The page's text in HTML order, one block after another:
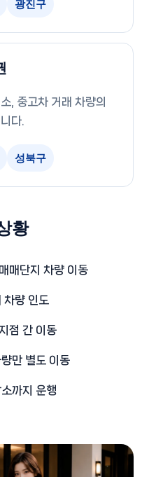
광진구
, 중고차 거래 차량의
다.
성북구
황
매단지 차량 이동
차량 인도
점 간 이동
량만 별도 이동
까지 운행